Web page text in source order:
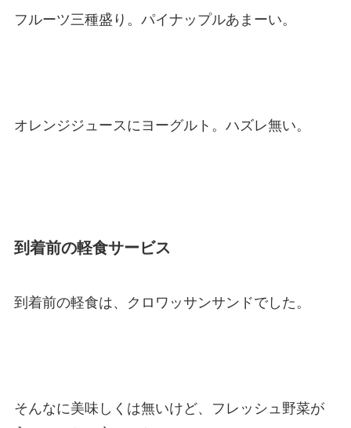
フルーツ三種盛り。パイナップルあまーい。
オレンジジュースにヨーグルト。ハズレ無い。
到着前の軽食サービス
到着前の軽食は、クロワッサンサンドでした。
そんなに美味しくは無いけど、フレッシュ野菜が